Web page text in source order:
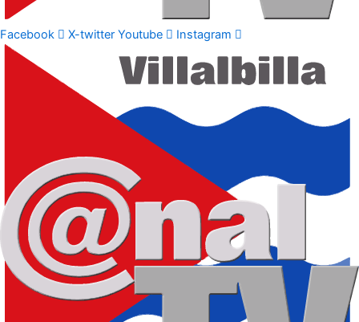
Facebook X-twitter Youtube Instagram